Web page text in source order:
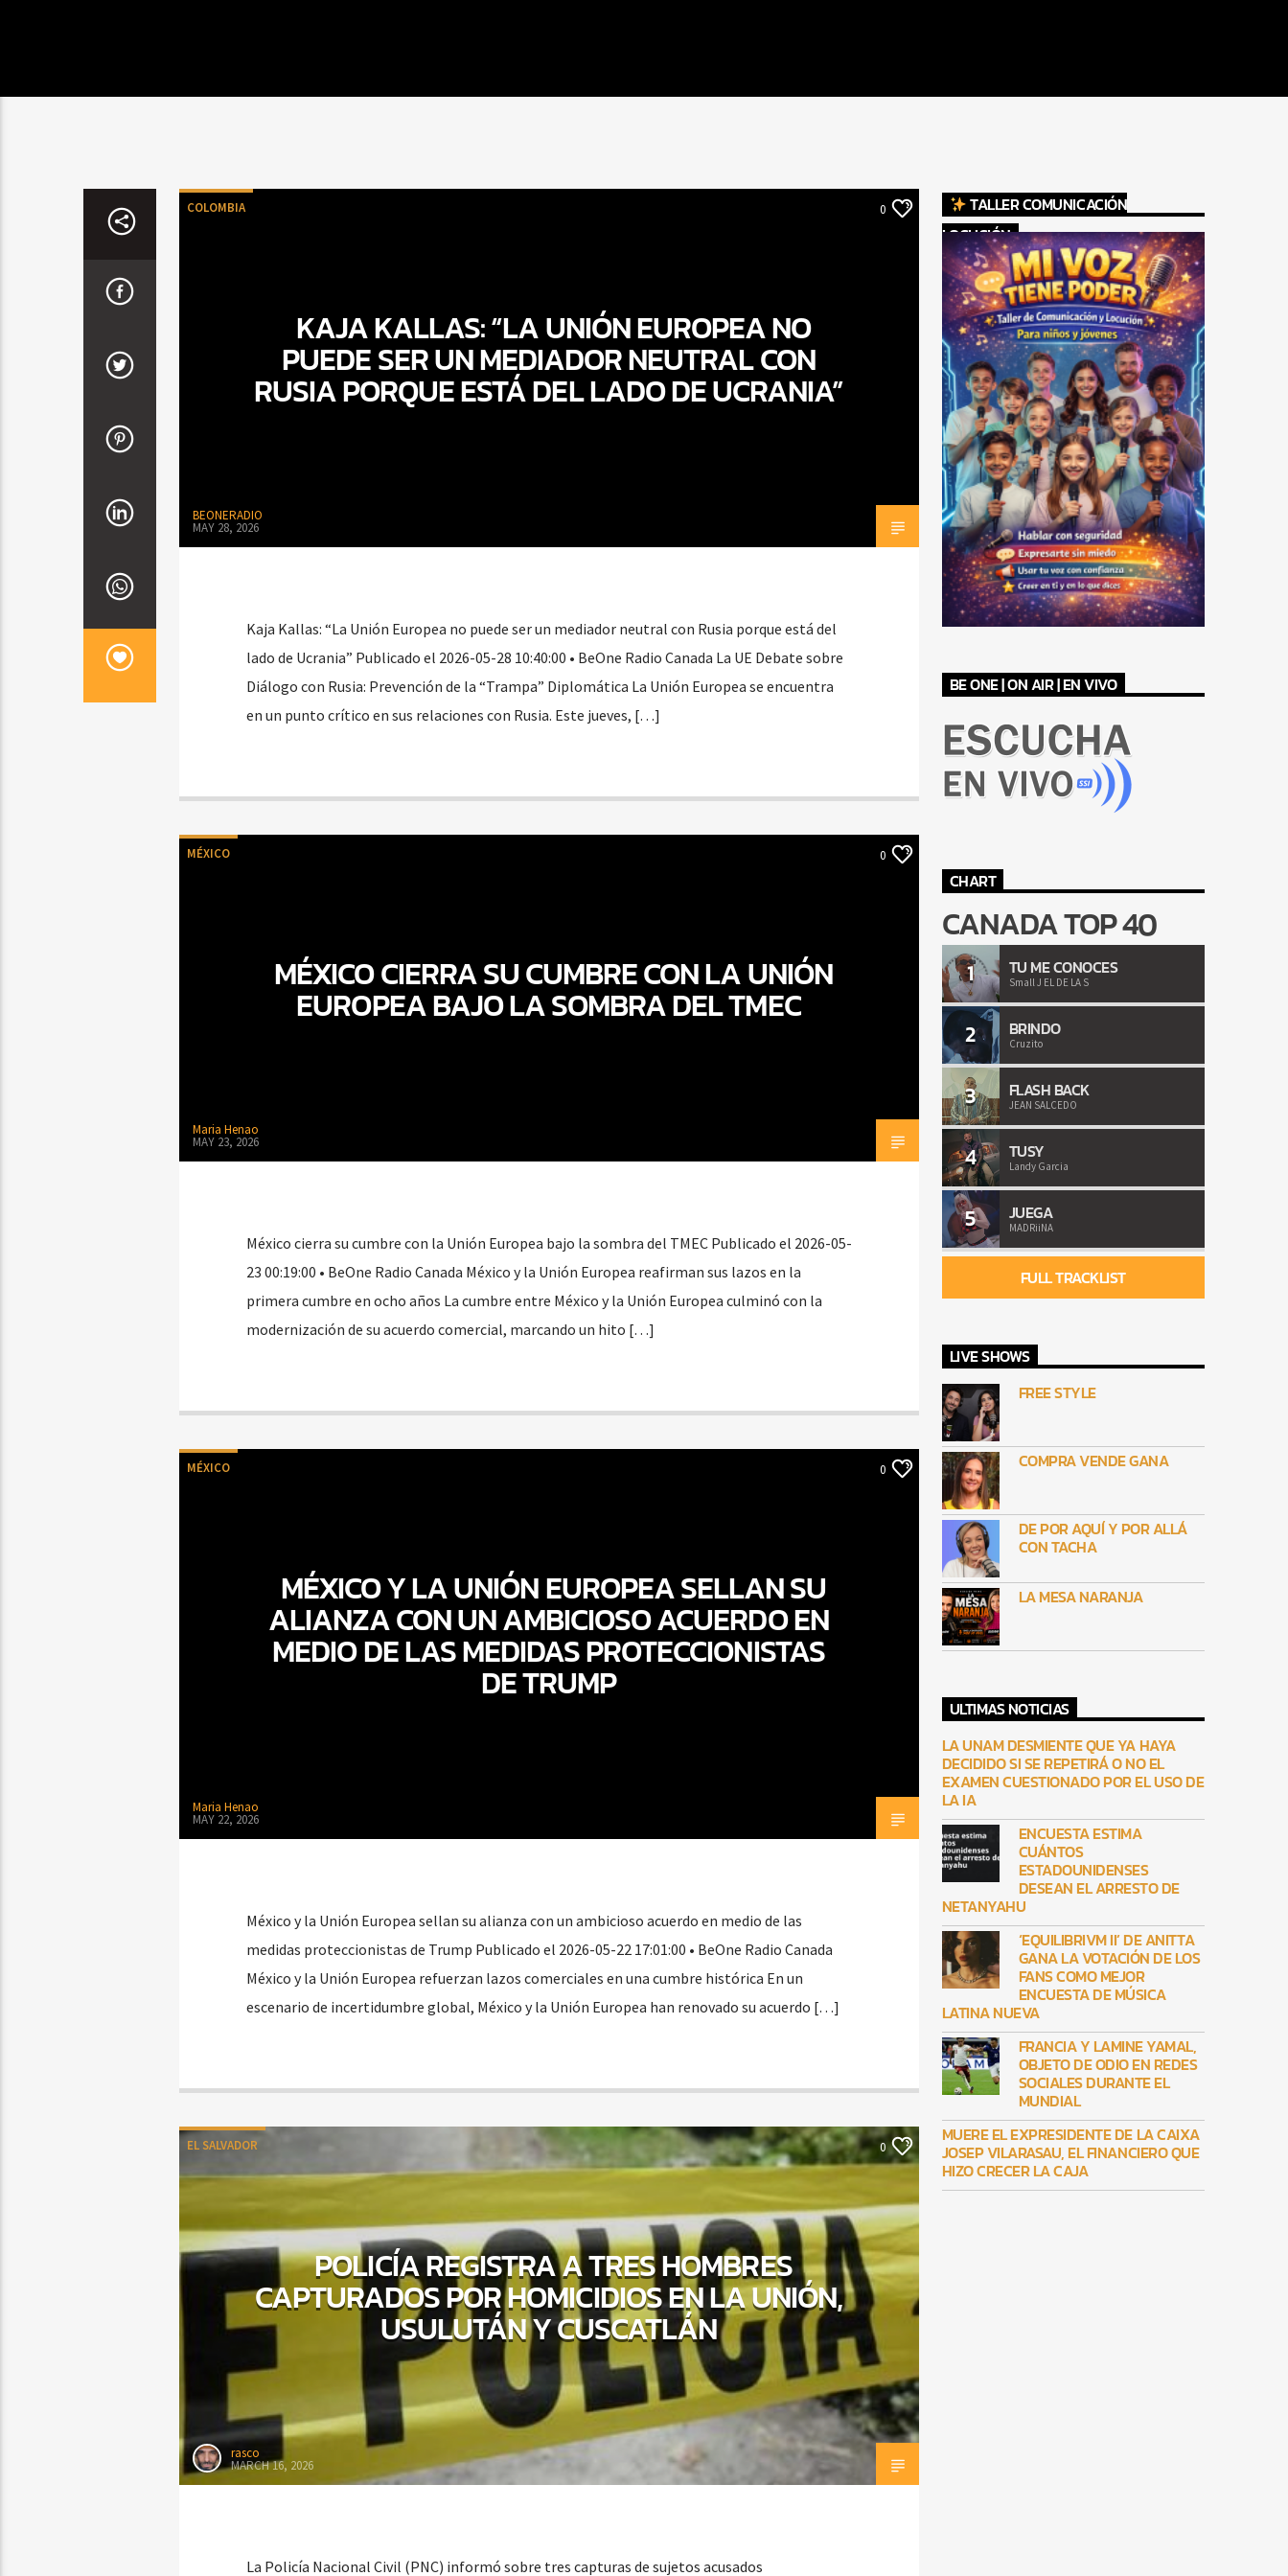
COLOMBIA 0
KAJA KALLAS: “LA UNIÓN EUROPEA NO
PUEDE SER UN MEDIADOR NEUTRAL CON
RUSIA PORQUE ESTÁ DEL LADO DE UCRANIA”
BEONERADIO
MAY 28, 2026
Kaja Kallas: “La Unión Europea no puede ser un mediador neutral con Rusia porque está del
lado de Ucrania” Publicado el 2026-05-28 10:40:00 • BeOne Radio Canada La UE Debate sobre
Diálogo con Rusia: Prevención de la “Trampa” Diplomática La Unión Europea se encuentra
en un punto crítico en sus relaciones con Rusia. Este jueves, […]
MÉXICO 0
MÉXICO CIERRA SU CUMBRE CON LA UNIÓN
EUROPEA BAJO LA SOMBRA DEL TMEC
Maria Henao
MAY 23, 2026
México cierra su cumbre con la Unión Europea bajo la sombra del TMEC Publicado el 2026-05-
23 00:19:00 • BeOne Radio Canada México y la Unión Europea reafirman sus lazos en la
primera cumbre en ocho años La cumbre entre México y la Unión Europea culminó con la
modernización de su acuerdo comercial, marcando un hito […]
MÉXICO 0
MÉXICO Y LA UNIÓN EUROPEA SELLAN SU
ALIANZA CON UN AMBICIOSO ACUERDO EN
MEDIO DE LAS MEDIDAS PROTECCIONISTAS
DE TRUMP
Maria Henao
MAY 22, 2026
México y la Unión Europea sellan su alianza con un ambicioso acuerdo en medio de las
medidas proteccionistas de Trump Publicado el 2026-05-22 17:01:00 • BeOne Radio Canada
México y la Unión Europea refuerzan lazos comerciales en una cumbre histórica En un
escenario de incertidumbre global, México y la Unión Europea han renovado su acuerdo […]
EL SALVADOR 0
POLICÍA REGISTRA A TRES HOMBRES
CAPTURADOS POR HOMICIDIOS EN LA UNIÓN,
USULUTÁN Y CUSCATLÁN
rasco
MARCH 16, 2026
La Policía Nacional Civil (PNC) informó sobre tres capturas de sujetos acusados
TALLER COMUNICACIÓN
LOCUCIÓN
BE ONE | ON AIR | EN VIVO
CHART
CANADA TOP 40
1 TU ME CONOCES
Small J EL DE LA S
2 BRINDO
Cruzito
3 FLASH BACK
JEAN SALCEDO
4 TUSY
Landy Garcia
5 JUEGA
MADRiiNA
FULL TRACKLIST
LIVE SHOWS
FREE STYLE
COMPRA VENDE GANA
DE POR AQUÍ Y POR ALLÁ
CON TACHA
LA MESA NARANJA
ULTIMAS NOTICIAS
LA UNAM DESMIENTE QUE YA HAYA
DECIDIDO SI SE REPETIRÁ O NO EL
EXAMEN CUESTIONADO POR EL USO DE
LA IA
ENCUESTA ESTIMA
CUÁNTOS
ESTADOUNIDENSES
DESEAN EL ARRESTO DE
NETANYAHU
‘EQUILIBRIVM II’ DE ANITTA
GANA LA VOTACIÓN DE LOS
FANS COMO MEJOR
ENCUESTA DE MÚSICA
LATINA NUEVA
FRANCIA Y LAMINE YAMAL,
OBJETO DE ODIO EN REDES
SOCIALES DURANTE EL
MUNDIAL
MUERE EL EXPRESIDENTE DE LA CAIXA
JOSEP VILARASAU, EL FINANCIERO QUE
HIZO CRECER LA CAJA